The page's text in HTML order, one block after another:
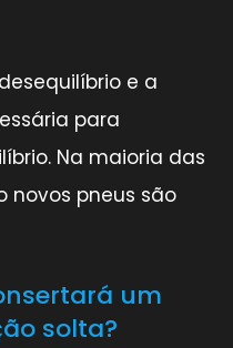
e a
para
Na maioria das
novos pneus são
um
solta?